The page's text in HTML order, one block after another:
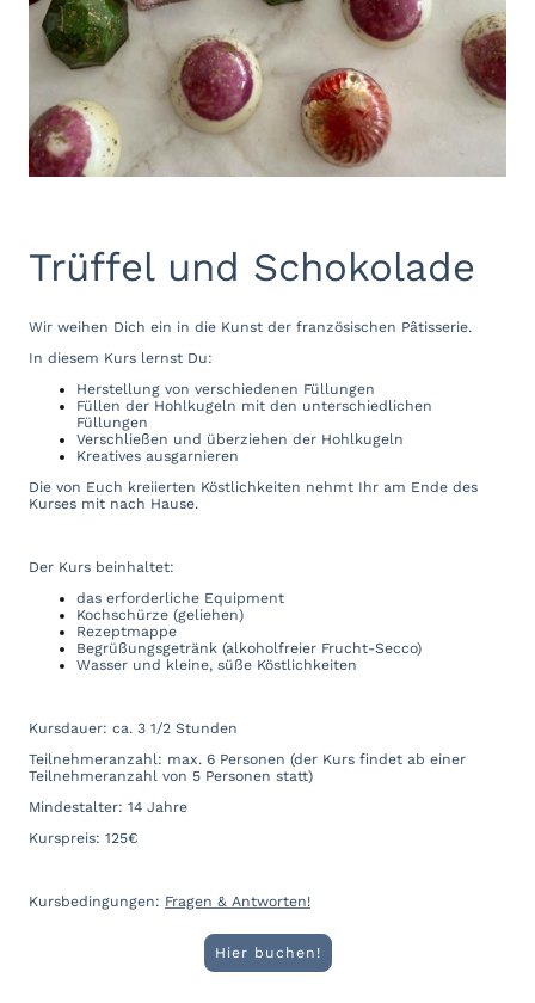
Trüffel und Schokolade
Wir weihen Dich ein in die Kunst der französischen Pâtisserie.
In diesem Kurs lernst Du:
Herstellung von verschiedenen Füllungen
Füllen der Hohlkugeln mit den unterschiedlichen
Füllungen
Verschließen und überziehen der Hohlkugeln
Kreatives ausgarnieren
Die von Euch kreiierten Köstlichkeiten nehmt Ihr am Ende des
Kurses mit nach Hause.
Der Kurs beinhaltet:
das erforderliche Equipment
Kochschürze (geliehen)
Rezeptmappe
Begrüßungsgetränk (alkoholfreier Frucht-Secco)
Wasser und kleine, süße Köstlichkeiten
Kursdauer: ca. 3 1/2 Stunden
Teilnehmeranzahl: max. 6 Personen (der Kurs findet ab einer
Teilnehmeranzahl von 5 Personen statt)
Mindestalter: 14 Jahre
Kurspreis: 125€
Kursbedingungen: Fragen & Antworten!
Hier buchen!